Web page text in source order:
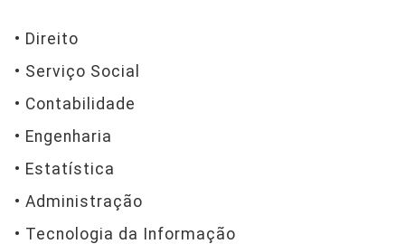
• Direito
• Serviço Social
• Contabilidade
• Engenharia
• Estatística
• Administração
• Tecnologia da Informação